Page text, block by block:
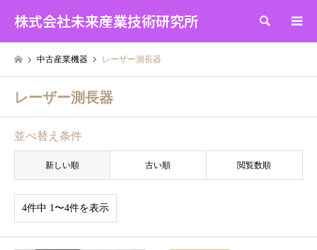
株式会社未来産業技術研究所 検索
中古産業機器 レーザー測長器
レーザー測長器
並べ替え条件
新しい順 古い順 閲覧数順
4件中 1〜4件を表示